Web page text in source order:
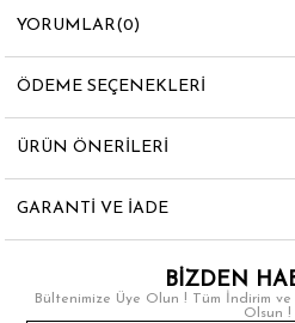
YORUMLAR(0)
ÖDEME SEÇENEKLERI
ÜRÜN ÖNERILERI
GARANTI VE İADE
BİZDEN
Bültenimize Üye Olun ! Tüm İndirim
Olsun !